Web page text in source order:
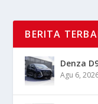
BERITA
Denza
Agu 6,